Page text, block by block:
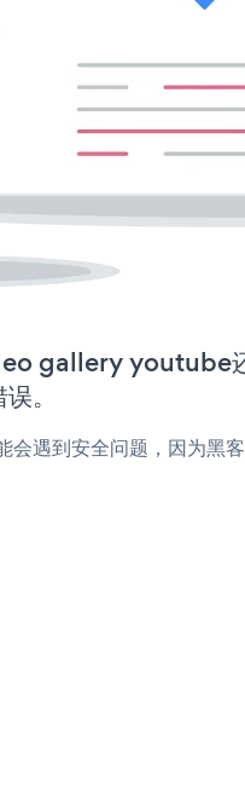
gallery youtube
。
会遇到安全问题，因为黑